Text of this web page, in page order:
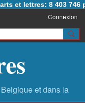
et lettres: 8 403 746
Connexion